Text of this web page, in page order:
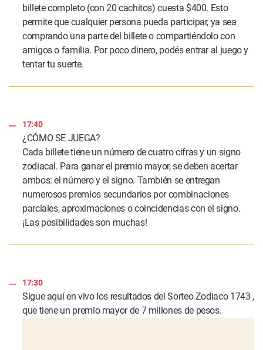
billete completo (con 20 cachitos) cuesta $400. Esto
permite que cualquier persona pueda participar, ya sea
comprando una parte del billete o compartiéndolo con
amigos o familia. Por poco dinero, podés entrar al juego y
tentar tu suerte.
17:40
¿CÓMO SE JUEGA?
Cada billete tiene un número de cuatro cifras y un signo
zodiacal. Para ganar el premio mayor, se deben acertar
ambos: el número y el signo. También se entregan
numerosos premios secundarios por combinaciones
parciales, aproximaciones o coincidencias con el signo.
¡Las posibilidades son muchas!
17:30
Sigue aquí en vivo los resultados del Sorteo Zodiaco 1743 ,
que tiene un premio mayor de 7 millones de pesos.